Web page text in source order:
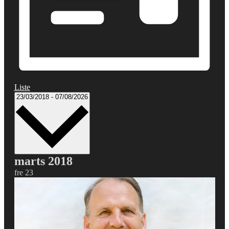
Liste
23/03/2018 - 07/08/2026 Vælg
marts 2018
fre 23